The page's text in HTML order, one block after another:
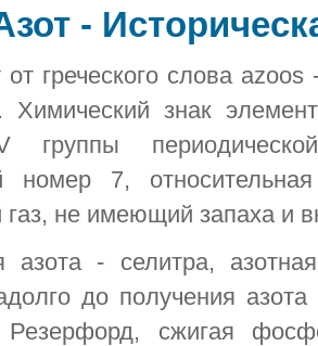
-
от греческого слова
Химический знак
группы
номер 7,
газ, не имеющий запаха и
азота - селитра,
до получения
сжигая